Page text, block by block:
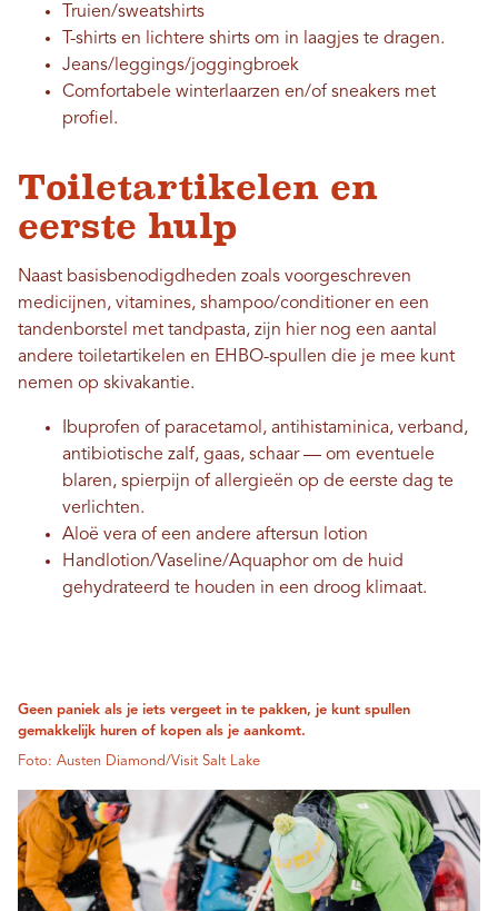
Truien/sweatshirts
T-shirts en lichtere shirts om in laagjes te dragen.
Jeans/leggings/joggingbroek
Comfortabele winterlaarzen en/of sneakers met
profiel.
Toiletartikelen en
eerste hulp
Naast basisbenodigdheden zoals voorgeschreven
medicijnen, vitamines, shampoo/conditioner en een
tandenborstel met tandpasta, zijn hier nog een aantal
andere toiletartikelen en EHBO-spullen die je mee kunt
nemen op skivakantie.
Ibuprofen of paracetamol, antihistaminica, verband,
antibiotische zalf, gaas, schaar — om eventuele
blaren, spierpijn of allergieën op de eerste dag te
verlichten.
Aloë vera of een andere aftersun lotion
Handlotion/Vaseline/Aquaphor om de huid
gehydrateerd te houden in een droog klimaat.
Geen paniek als je iets vergeet in te pakken, je kunt spullen
gemakkelijk huren of kopen als je aankomt.
Foto: Austen Diamond/Visit Salt Lake